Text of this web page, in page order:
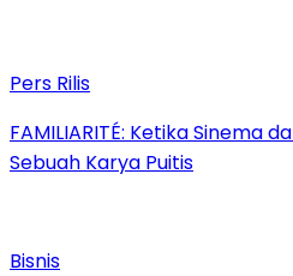
Pers Rilis
FAMILIARITÉ: Ketika Sinema
Sebuah Karya Puitis
Bisnis